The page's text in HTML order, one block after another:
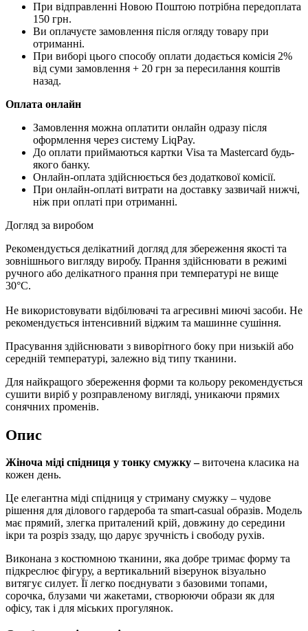
При відправленні Новою Поштою потрібна передоплата
150 грн.
Ви оплачуєте замовлення після огляду товару при
отриманні.
При виборі цього способу оплати додається комісія 2%
від суми замовлення + 20 грн за пересилання коштів
назад.
Оплата онлайн
Замовлення можна оплатити онлайн одразу після
оформлення через систему LiqPay.
До оплати приймаються картки Visa та Mastercard будь-
якого банку.
Онлайн-оплата здійснюється без додаткової комісії.
При онлайн-оплаті витрати на доставку зазвичай нижчі,
ніж при оплаті при отриманні.
Догляд за виробом
Рекомендується делікатний догляд для збереження якості та
зовнішнього вигляду виробу. Прання здійснювати в режимі
ручного або делікатного прання при температурі не вище
30°C.
Не використовувати відбілювачі та агресивні миючі засоби. Не
рекомендується інтенсивний віджим та машинне сушіння.
Прасування здійснювати з виворітного боку при низькій або
середній температурі, залежно від типу тканини.
Для найкращого збереження форми та кольору рекомендується
сушити виріб у розправленому вигляді, уникаючи прямих
сонячних променів.
Опис
Жіноча міді спідниця у тонку смужку –виточена класика на
кожен день.
Це елегантна міді спідниця у стриману смужку – чудове
рішення для ділового гардероба та smart-casual образів. Модель
має прямий, злегка приталений крій, довжину до середини
ікри та розріз ззаду, що дарує зручність і свободу рухів.
Виконана з костюмною тканини, яка добре тримає форму та
підкреслює фігуру, а вертикальний візерунок візуально
витягує силует. Її легко поєднувати з базовими топами,
сорочка, блузами чи жакетами, створюючи образи як для
офісу, так і для міських прогулянок.